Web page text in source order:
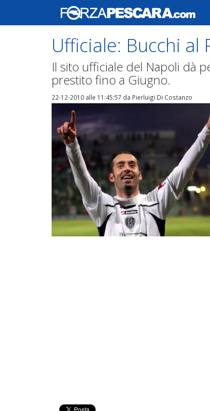
Ufficiale: Bucchi al
Il sito ufficiale del Napoli dà
prestito fino a Giugno.
22-12-2010 alle 11:45:57 da Pierluigi Di Costanzo